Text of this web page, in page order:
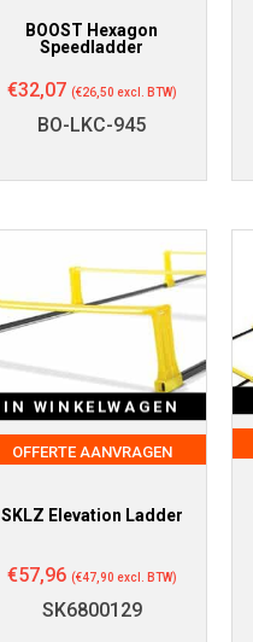
BOOST Hexagon
Speedladder
€32,07 (€26,50 excl. BTW)
BO-LKC-945
IN WINKELWAGEN
OFFERTE AANVRAGEN
SKLZ Elevation Ladder
€57,96 (€47,90 excl. BTW)
SK6800129